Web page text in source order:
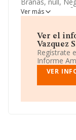
empresa
desarrolla es
Ver más
Ver el
Vazquez
Regístrate
Informe
VER